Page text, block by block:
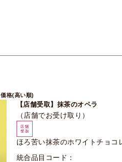
価格(高い順)
【店舗受取】抹茶のオペラ
（店舗でお受け取り）
ほろ苦い抹茶のホワイトチョ
統合品目コード：